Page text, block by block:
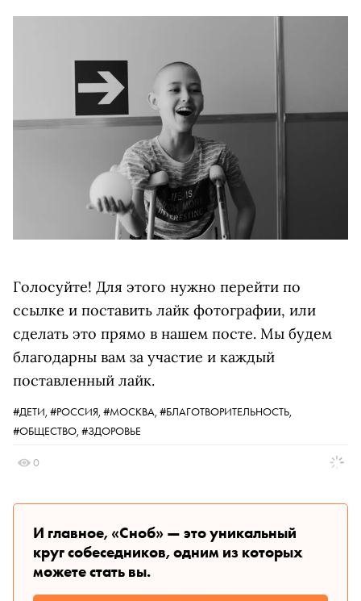
Голосуйте! Для этого нужно перейти по
ссылке и поставить лайк фотографии, или
сделать это прямо в нашем посте. Мы будем
благодарны вам за участие и каждый
поставленный лайк.
#ДЕТИ, #РОССИЯ, #МОСКВА, #БЛАГОТВОРИТЕЛЬНОСТЬ,
#ОБЩЕСТВО, #ЗДОРОВЬЕ
0
И главное, «Сноб» — это уникальный
круг собеседников, одним из которых
можете стать вы.